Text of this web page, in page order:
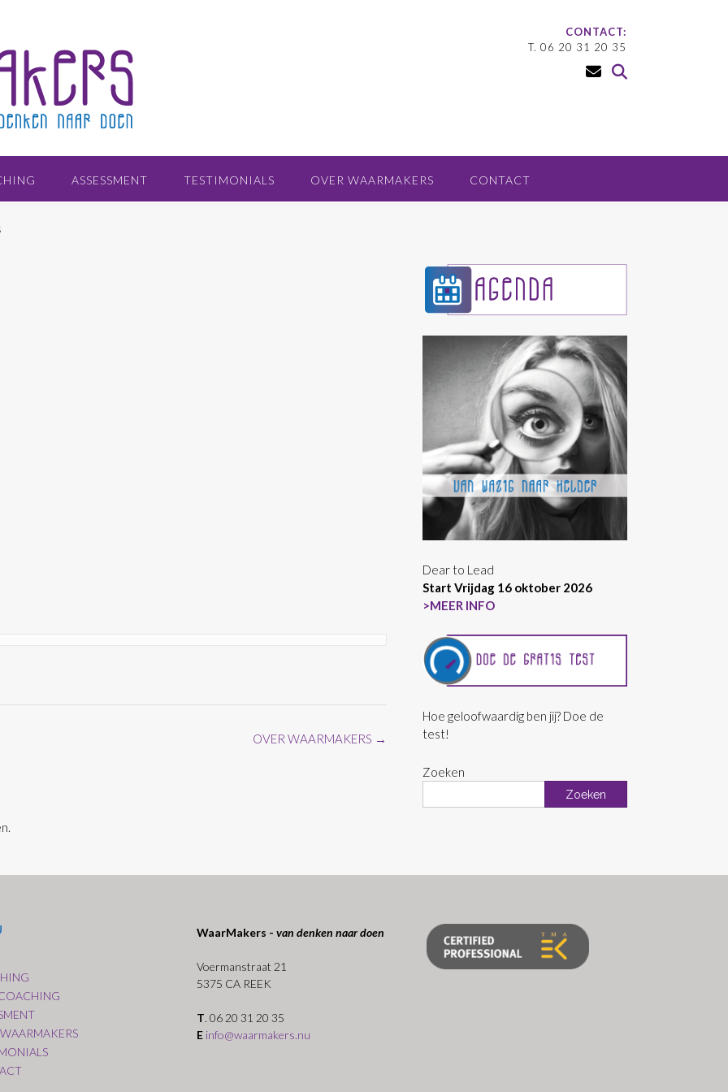
CONTACT:
T. 06 20 31 20 35
ASSESSMENT TESTIMONIALS OVER WAARMAKERS CONTACT
OVER WAARMAKERS →
Dear to Lead
Start Vrijdag 16 oktober 2026
>MEER INFO
Hoe geloofwaardig ben jij? Doe de
test!
Zoeken
Zoeken
WaarMakers -van denken naar doen
Voermanstraat 21
5375 CA REEK
T. 06 20 31 20 35
E info@waarmakers.nu